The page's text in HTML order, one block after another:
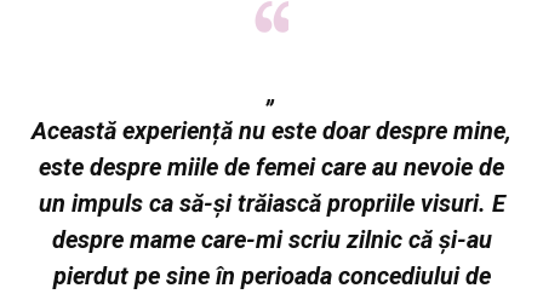
„
Această experiență nu este doar despre mine,
este despre miile de femei care au nevoie de
un impuls ca să-și trăiască propriile visuri. E
despre mame care-mi scriu zilnic că și-au
pierdut pe sine în perioada concediului de